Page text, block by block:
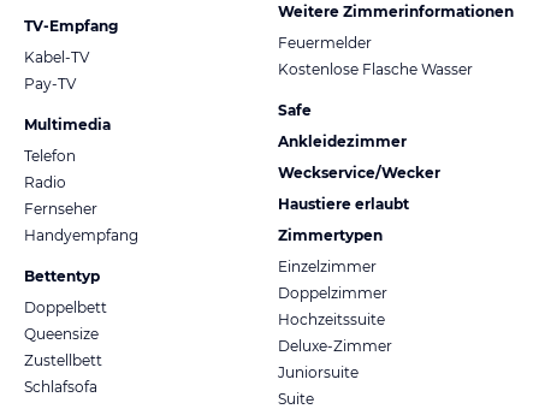
TV-Empfang
Kabel-TV
Pay-TV
Multimedia
Telefon
Radio
Fernseher
Handyempfang
Bettentyp
Doppelbett
Queensize
Zustellbett
Schlafsofa
Weitere Zimmerinformationen
Feuermelder
Kostenlose Flasche Wasser
Safe
Ankleidezimmer
Weckservice/Wecker
Haustiere erlaubt
Zimmertypen
Einzelzimmer
Doppelzimmer
Hochzeitssuite
Deluxe-Zimmer
Juniorsuite
Suite